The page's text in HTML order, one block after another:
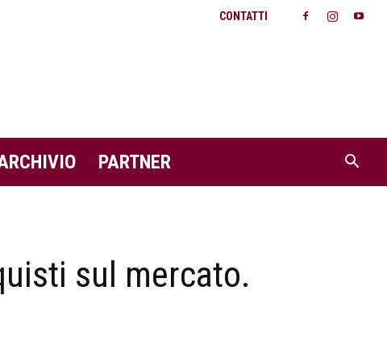
CONTATTI
PARTNER
sul mercato.